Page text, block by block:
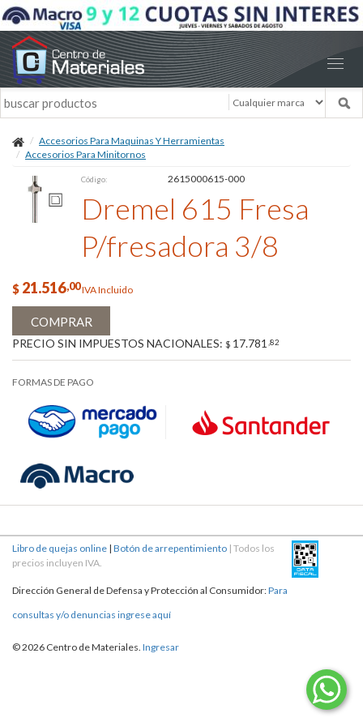
Accesorios Para Maquinas Y Herramientas
Accesorios Para Minitornos
Código: 2615000615-000
Dremel 615 Fresa
P/fresadora 3/8
$ 21.516,00IVA Incluido
COMPRAR
PRECIO SIN IMPUESTOS NACIONALES: $ 17.781 ,82
FORMAS DE PAGO
Libro de quejas online | Botón de arrepentimiento | Todos los
precios incluyen IVA.
Dirección General de Defensa y Protección al Consumidor:Para
consultas y/o denuncias ingrese aquí
© 2026 Centro de Materiales. Ingresar